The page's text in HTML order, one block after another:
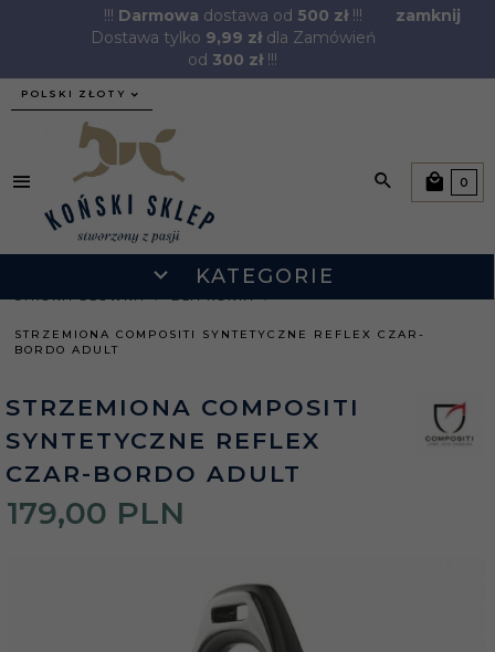
!!! Darmowa dostawa od 500 zł!!!
Dostawa tylko 9,99 złdla Zamówień
od 300 zł!!!
zamknij
currency_h
POLSKI ZŁOTY
KATEGORIE
0
STRONA GŁÓWNA DLA KONIA
STRZEMIONA COMPOSITI SYNTETYCZNE REFLEX CZAR-
BORDO ADULT
STRZEMIONA COMPOSITI
SYNTETYCZNE REFLEX
CZAR-BORDO ADULT
179,00 PLN